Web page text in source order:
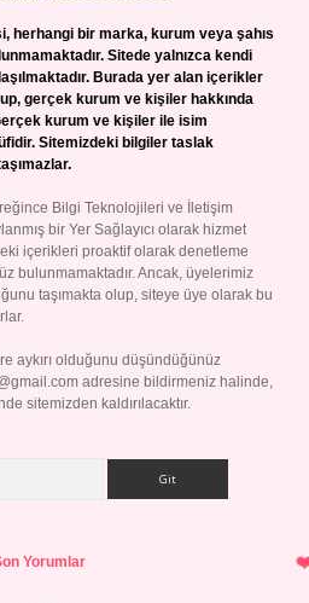
herhangi bir marka, kurum veya şahıs
Sitede yalnızca kendi
Burada yer alan içerikler
gerçek kurum ve kişiler hakkında
kurum ve kişiler ile isim
Sitemizdeki bilgiler taslak
Bilgi Teknolojileri ve İletişim
bir Yer Sağlayıcı olarak hizmet
içerikleri proaktif olarak denetleme
bulunmamaktadır. Ancak, üyelerimiz
taşımakta olup, siteye üye olarak bu
aykırı olduğunu düşündüğünüz
adresine bildirmeniz halinde,
sitemizden kaldırılacaktır.
Yorumlar